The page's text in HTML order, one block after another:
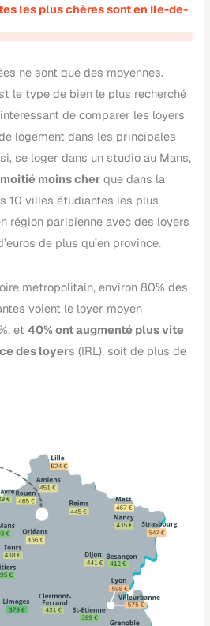
les plus chères sont en Ile-de-
ne sont que des moyennes.
le type de bien le plus recherché
de comparer les loyers
logement dans les principales
se loger dans un studio au Mans,
moitié moins cher que dans la
10 villes étudiantes les plus
région parisienne avec des loyers
de plus qu’en province.
métropolitain, environ 80% des
voient le loyer moyen
et40% ont augmenté plus vite
des loyers (IRL), soit de plus de